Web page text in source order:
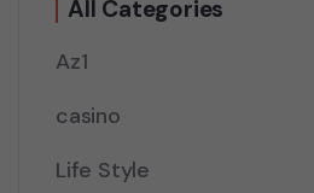
All Categories
Az1
casino
Life Style